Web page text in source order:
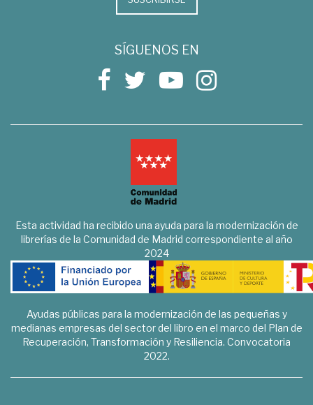
SÍGUENOS EN
Esta actividad ha recibido una ayuda para la modernización de
librerías de la Comunidad de Madrid correspondiente al año
2024
Ayudas públicas para la modernización de las pequeñas y
medianas empresas del sector del libro en el marco del Plan de
Recuperación, Transformación y Resiliencia. Convocatoria
2022.